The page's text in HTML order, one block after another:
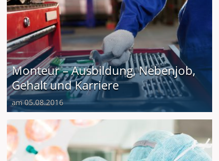
Monteur – Ausbildung, Nebenjob,
Gehalt und Karriere
am 05.08.2016